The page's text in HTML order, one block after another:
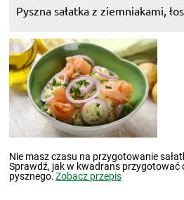
Pyszna sałatka z ziemniakami,
Nie masz czasu na przygotowanie
Sprawdź, jak w kwadrans przygotować
pysznego.Zobacz przepis